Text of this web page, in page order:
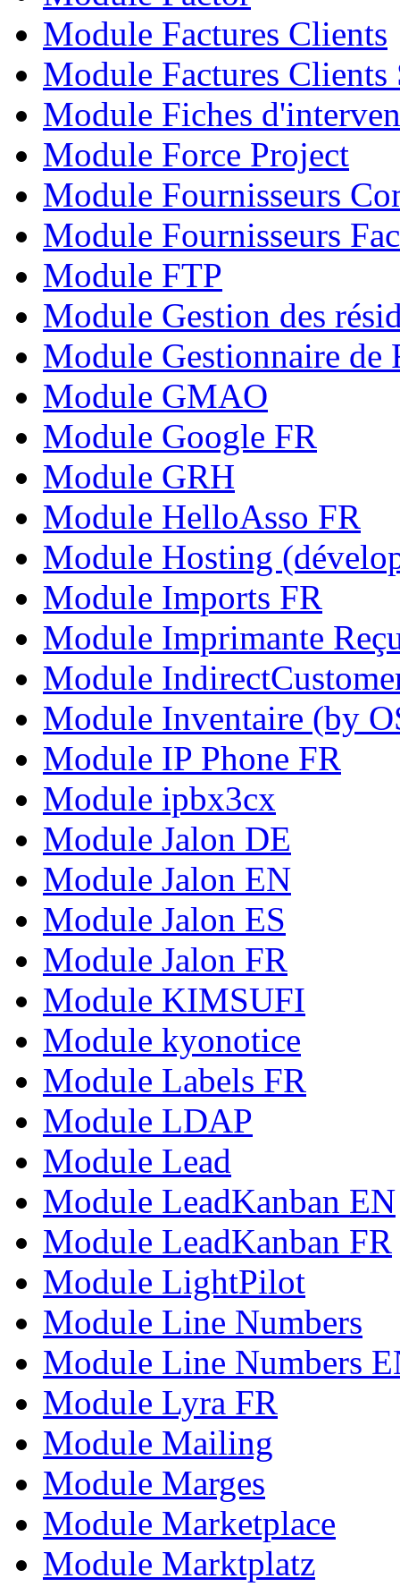
Module Factures Clients
Module Factures Clients
Module Fiches
Module Force Project
Module Fournisseurs
Module Fournisseurs
Module FTP
Module Gestion des
Module Gestionnaire de
Module GMAO
Module Google FR
Module GRH
Module HelloAsso FR
Module Hosting
Module Imports FR
Module Imprimante
Module
Module Inventaire (by
Module IP Phone FR
Module ipbx3cx
Module Jalon DE
Module Jalon EN
Module Jalon ES
Module Jalon FR
Module KIMSUFI
Module kyonotice
Module Labels FR
Module LDAP
Module Lead
Module LeadKanban EN
Module LeadKanban FR
Module LightPilot
Module Line Numbers
Module Line Numbers
Module Lyra FR
Module Mailing
Module Marges
Module Marketplace
Module Marktplatz